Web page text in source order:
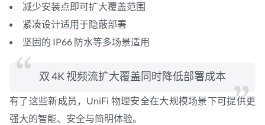
减少安装点即可扩大覆盖范围
紧凑设计适用于隐蔽部署
坚固的 IP66 防水等多场景适用
双 4K 视频流扩大覆盖同时降低部署成本
有了这些新成员，UniFi 物理安全在大规模场景下可提供更
强大的智能、安全与简明体验。